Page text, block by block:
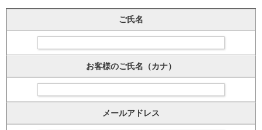
ご氏名
お客様のご氏名（カナ）
メールアドレス